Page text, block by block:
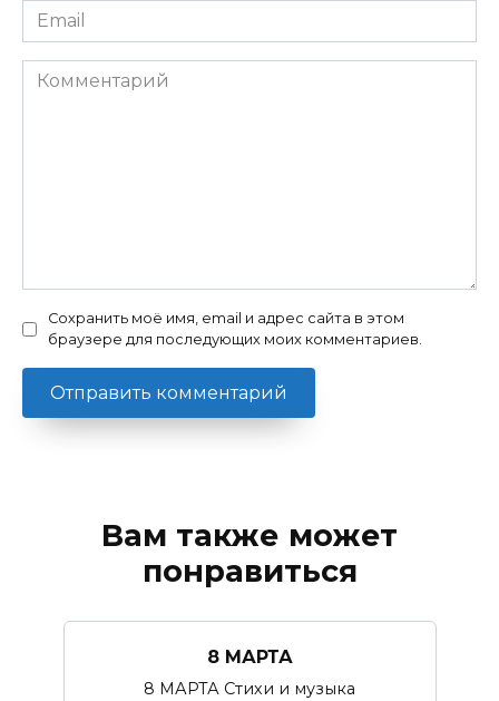
Email
Комментарий
Сохранить моё имя, email и адрес сайта в этом
браузере для последующих моих комментариев.
Вам также может
понравиться
8 МАРТА
8 МАРТА Стихи и музыка